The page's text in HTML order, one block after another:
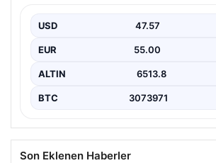
mücadele alanında yeni bir dönemi
önemli…
USD 47.57
EUR 55.00
ALTIN 6513.8
BTC 3073971
Son Eklenen Haberler